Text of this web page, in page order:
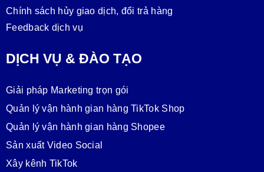
Chính sách hủy giao dịch, đổi trả hàng
Feedback dịch vụ
DỊCH VỤ & ĐÀO TẠO
Giải pháp Marketing trọn gói
Quản lý vận hành gian hàng TikTok Shop
Quản lý vận hành gian hàng Shopee
Sản xuất Video Social
Xây kênh TikTok